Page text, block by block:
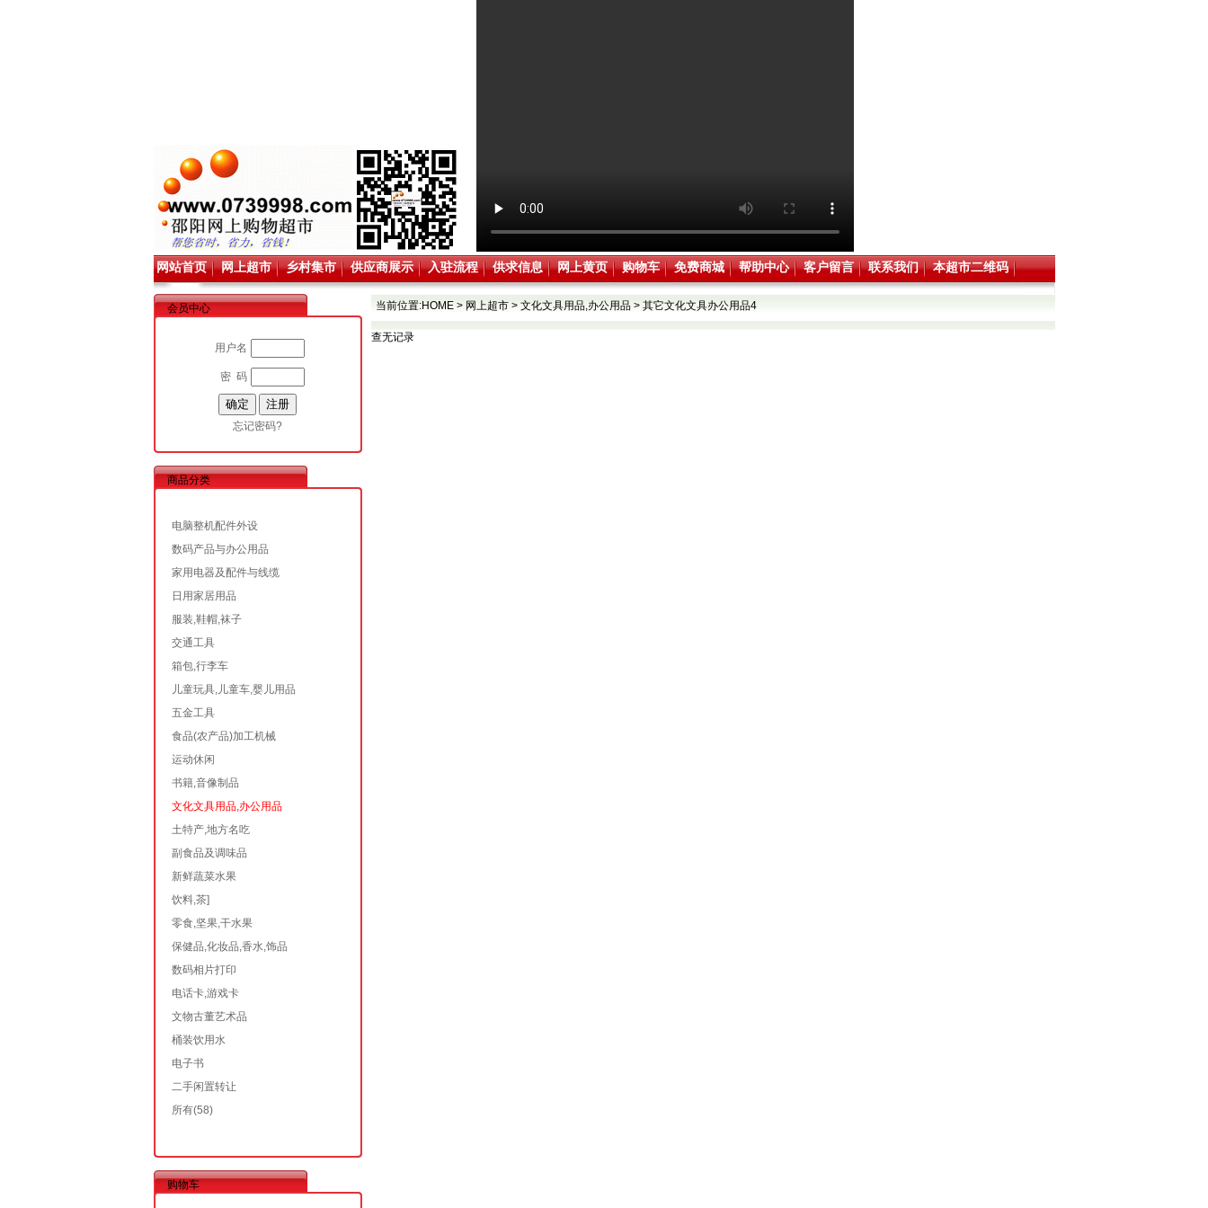
网站首页 网上超市 乡村集市 供应商展示 入驻流程 供求信息 网上黄页 购物车 免费商城 帮助中心 客户留言 联系我们 本超市二维码
会员中心
用户名
密 码
忘记密码?
商品分类
电脑整机配件外设
数码产品与办公用品
家用电器及配件与线缆
日用家居用品
服装,鞋帽,袜子
交通工具
箱包,行李车
儿童玩具,儿童车,婴儿用品
五金工具
食品(农产品)加工机械
运动休闲
书籍,音像制品
文化文具用品,办公用品
土特产,地方名吃
副食品及调味品
新鲜蔬菜水果
饮料,茶]
零食,坚果,干水果
保健品,化妆品,香水,饰品
数码相片打印
电话卡,游戏卡
文物古董艺术品
桶装饮用水
电子书
二手闲置转让
所有(58)
购物车
当前位置:HOME> 网上超市> 文化文具用品,办公用品> 其它文化文具办公用品4
查无记录